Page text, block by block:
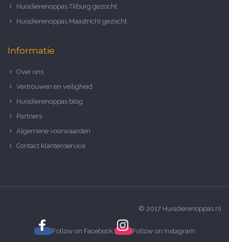
Huisdierenoppas Tilburg gezocht
Huisdierenoppas Maastricht gezocht
Informatie
Over ons
Vertrouwen en veiligheid
Huisdierenoppas blog
Partners
Algemene voorwaarden
Contact klantenservice
© 2017 Huisdierenoppas.nl
Follow on Facebook Follow on Instagram